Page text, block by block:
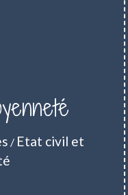
/ Etat civil et